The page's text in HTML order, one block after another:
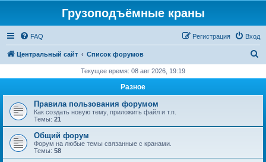
Грузоподъёмные краны
FAQ Вход
Регистрация
Центральный сайт Список форумов
с
Текущее время: 08 авг 2026, 19:19
Разное
Правила пользования форумом
Как создать новую тему, приложить файл и т.п.
Темы: 21
Общий форум
Форум на любые темы связанные с кранами.
Темы: 58